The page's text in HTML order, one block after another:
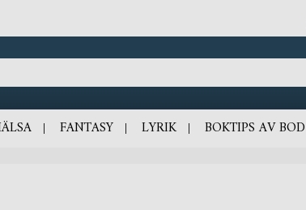
FANTASY LYRIK BOKTIPS AV BOD